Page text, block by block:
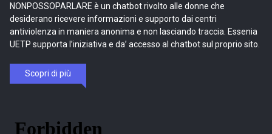
NONPOSSOPARLARE è un chatbot rivolto alle donne che
desiderano ricevere informazioni e supporto dai centri
antiviolenza in maniera anonima e non lasciando traccia. Essenia
UETP supporta l’iniziativa e da’ accesso al chatbot sul proprio sito.
Scopri di più